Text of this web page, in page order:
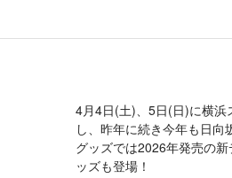
4月4日(土)、5日(日)に横浜
し、昨年に続き今年も日
グッズでは2026年発売の
ッズも登場！